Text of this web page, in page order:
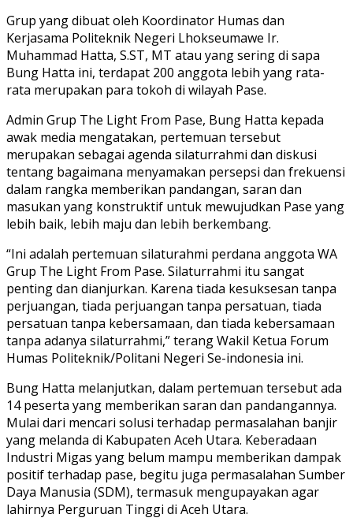
Grup yang dibuat oleh Koordinator Humas dan
Kerjasama Politeknik Negeri Lhokseumawe Ir.
Muhammad Hatta, S.ST, MT atau yang sering di sapa
Bung Hatta ini, terdapat 200 anggota lebih yang rata-
rata merupakan para tokoh di wilayah Pase.
Admin Grup The Light From Pase, Bung Hatta kepada
awak media mengatakan, pertemuan tersebut
merupakan sebagai agenda silaturrahmi dan diskusi
tentang bagaimana menyamakan persepsi dan frekuensi
dalam rangka memberikan pandangan, saran dan
masukan yang konstruktif untuk mewujudkan Pase yang
lebih baik, lebih maju dan lebih berkembang.
“Ini adalah pertemuan silaturahmi perdana anggota WA
Grup The Light From Pase. Silaturrahmi itu sangat
penting dan dianjurkan. Karena tiada kesuksesan tanpa
perjuangan, tiada perjuangan tanpa persatuan, tiada
persatuan tanpa kebersamaan, dan tiada kebersamaan
tanpa adanya silaturrahmi,” terang Wakil Ketua Forum
Humas Politeknik/Politani Negeri Se-indonesia ini.
Bung Hatta melanjutkan, dalam pertemuan tersebut ada
14 peserta yang memberikan saran dan pandangannya.
Mulai dari mencari solusi terhadap permasalahan banjir
yang melanda di Kabupaten Aceh Utara. Keberadaan
Industri Migas yang belum mampu memberikan dampak
positif terhadap pase, begitu juga permasalahan Sumber
Daya Manusia (SDM), termasuk mengupayakan agar
lahirnya Perguruan Tinggi di Aceh Utara.